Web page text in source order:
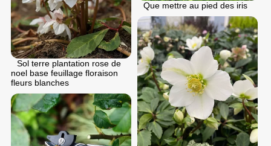
Que mettre au pied des iris
Sol terre plantation rose de
noel base feuillage floraison
fleurs blanches